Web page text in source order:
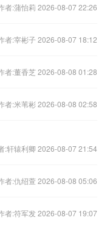
者:蒲怡莉 2026-08-07 22:26
者:宰彬子 2026-08-07 18:12
者:董香芝 2026-08-08 01:28
者:米苇彬 2026-08-08 02:58
:轩辕利卿 2026-08-07 21:54
者:仇绍萱 2026-08-08 05:06
者:符军发 2026-08-07 19:07